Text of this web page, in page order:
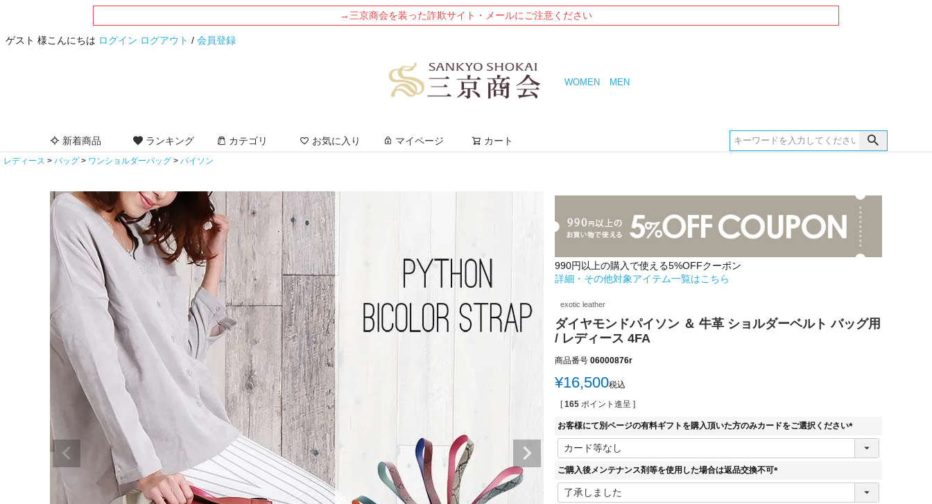
→三京商会を装った詐欺サイト・メールにご注意ください
ゲスト 様こんにちは ログイン ログアウト / 会員登録
WOMEN MEN
新着商品 ランキング カテゴリ お気に入り マイページ カート
レディース バッグ ワンショルダーバッグ パイソン
990円以上の購入で使える5%OFFクーポン
詳細・その他対象アイテム一覧はこちら
exotic leather
ダイヤモンドパイソン ＆ 牛革 ショルダーベルト バッグ用
/ レディース 4FA
商品番号 06000876r
¥16,500税込
[ 165 ポイント進呈 ]
お客様にて別ページの有料ギフトを購入頂いた方のみカードをご選択ください
(
ご購入後メンテナンス剤等を使用した場合は返品交換不可
(